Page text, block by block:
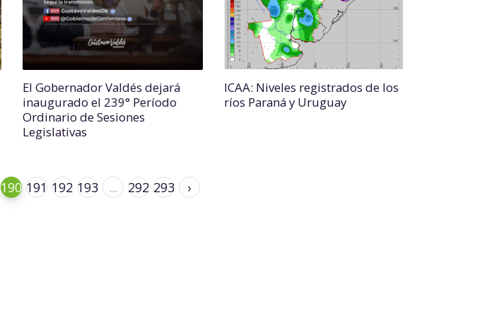
El Gobernador Valdés dejará
inaugurado el 239° Período
Ordinario de Sesiones
Legislativas
ICAA: Niveles registrados de los
ríos Paraná y Uruguay
190 191 192 193 ... 292 293 ›